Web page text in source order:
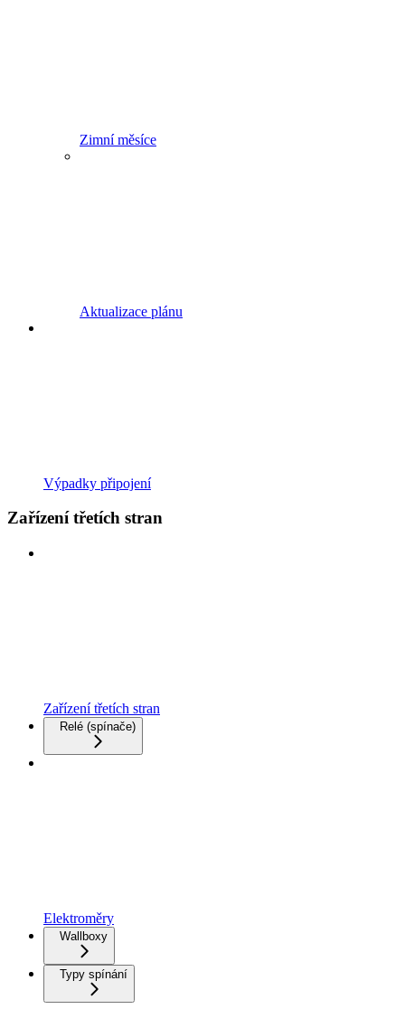
Zimní měsíce
Aktualizace plánu
Výpadky připojení
Zařízení třetích stran
Zařízení třetích stran
Relé (spínače)
Elektroměry
Wallboxy
Typy spínání